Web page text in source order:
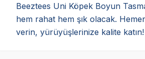
Beeztees Uni Köpek Boyun
hem rahat hem şık olacak.
verin, yürüyüşlerinize kalite katın!